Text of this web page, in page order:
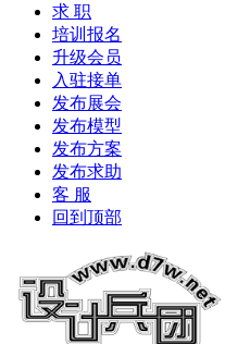
求 职
培训报名
升级会员
入驻接单
发布展会
发布模型
发布方案
发布求助
客 服
回到顶部